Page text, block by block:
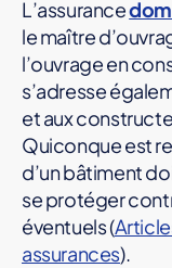
L’assurance
le maître
l’ouvrage en
s’adresse
et aux
Quiconque est
d’un bâtiment
se protéger
éventuels (
assurances).